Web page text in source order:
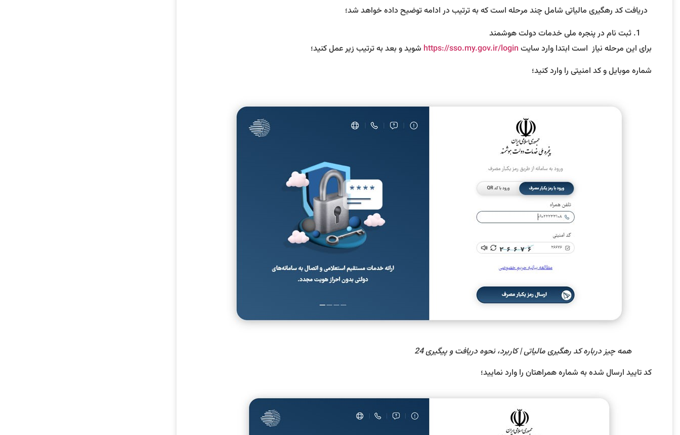
دریافت کد رهگیری مالیاتی شامل چند مرحله است که به ترتیب در ادامه توضیح داده خواهد شد؛
ثبت نام در پنجره ملی خدمات دولت هوشمند
برای این مرحله نیاز است ابتدا وارد سایت https://sso.my.gov.ir/login شوید و بعد به ترتیب زیر عمل کنید؛
شماره موبایل و کد امنیتی را وارد کنید؛
همه چیز درباره کد رهگیری مالیاتی | کاربرد، نحوه دریافت و پیگیری 24
کد تایید ارسال شده به شماره همراهتان را وارد نمایید؛